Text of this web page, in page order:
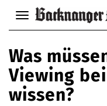
Navigation
anzeigen
verbergen
Was
Viewing
wissen?